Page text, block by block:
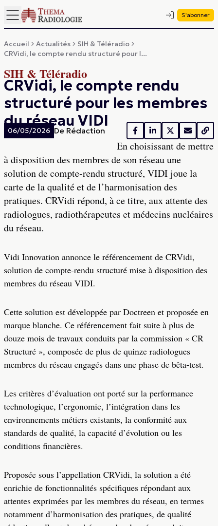
S'abonner
Accueil Actualités
SIH & Téléradio
CRVidi, le compte rendu structuré pour l...
SIH & Téléradio
CRVidi, le compte rendu
structuré pour les membres
du réseau VIDI
06/05/2026 De Rédaction
En choisissant de mettre
à disposition des membres de son réseau une
solution de compte-rendu structuré, VIDI joue la
carte de la qualité et de l’harmonisation des
pratiques. CRVidi répond, à ce titre, aux attente des
radiologues, radiothérapeutes et médecins nucléaires
du réseau.
Vidi Innovation annonce le référencement de CRVidi,
solution de compte-rendu structuré mise à disposition des
membres du réseau VIDI.
Cette solution est développée par Doctreen et proposée en
marque blanche. Ce référencement fait suite à plus de
douze mois de travaux conduits par la commission « CR
Structuré », composée de plus de quinze radiologues
membres du réseau engagés dans une phase de bêta-test.
Les critères d’évaluation ont porté sur la performance
technologique, l’ergonomie, l’intégration dans les
environnements métiers existants, la conformité aux
standards de qualité, la capacité d’évolution ou les
conditions financières.
Proposée sous l’appellation CRVidi, la solution a été
enrichie de fonctionnalités spécifiques répondant aux
attentes exprimées par les membres du réseau, en termes
notamment d’harmonisation des pratiques, de qualité